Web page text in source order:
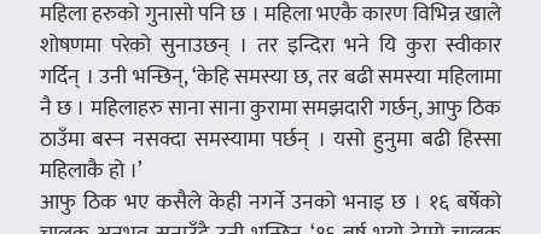
महिला हरुको गुनासो पनि छ । महिला भएकै कारण विभिन्न खाले
शोषणमा परेको सुनाउछन् । तर इन्दिरा भने यि कुरा स्वीकार
गर्दिन् । उनी भन्छिन्, ‘केहि समस्या छ, तर बढी समस्या महिलामा
नै छ । महिलाहरु साना साना कुरामा समझदारी गर्छन्, आफु ठिक
ठाउँमा बस्न नसक्दा समस्यामा पर्छन् । यसो हुनुमा बढी हिस्सा
महिलाकै हो ।’
आफु ठिक भए कसैले केही नगर्ने उनको भनाइ छ । १६ बर्षेको